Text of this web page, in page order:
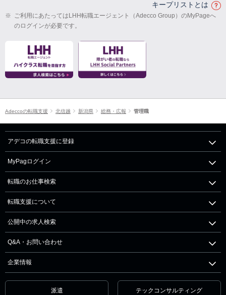
キープリストとは
※ ご利用にあたってはLHH転職エージェント（Adecco Group）のMyPageへ
のログインが必要です。
Adeccoの転職支援 北信越 新潟県 総務・広報 管理職
アデコの転職支援に登録
MyPagログイン
転職のお仕事検索
転職支援について
公開中の求人検索
Q&A・お問い合わせ
企業情報
派遣 テックコンサルティング